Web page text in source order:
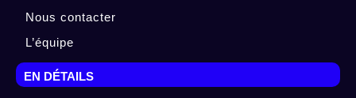
Nous contacter
L’équipe
EN DÉTAILS